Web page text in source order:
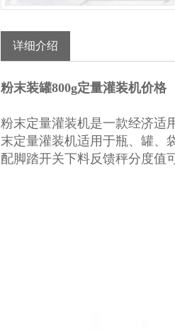
详细介绍
粉末装罐800g定量灌装机价格
粉末定量灌装机是一款经济适
末定量灌装机适用于瓶、罐、
配脚踏开关下料反馈秤分度值